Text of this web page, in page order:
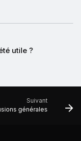
utile ?
Suivant
générales